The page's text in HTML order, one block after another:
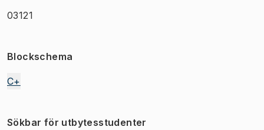
03121
Blockschema
C+
Sökbar för utbytesstudenter